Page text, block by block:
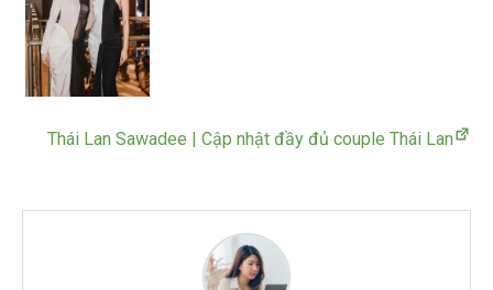
Thái Lan Sawadee | Cập nhật đầy đủ couple Thái Lan